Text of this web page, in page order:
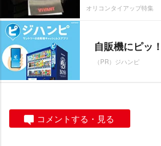
オリコンタイアップ特集
自販機にピッ
（PR）ジハンピ
コメントする・見る